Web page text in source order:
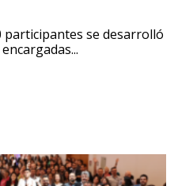
participantes se desarrolló